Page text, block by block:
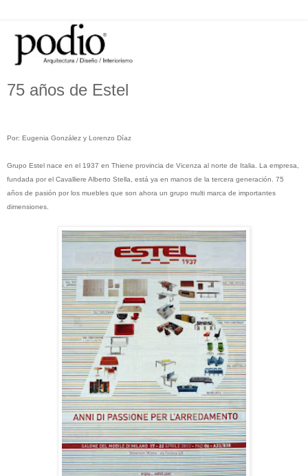
75 años de Estel
Por: Eugenia González y Lorenzo Díaz
Grupo Estel nace en el 1937 en Thiene provincia de Vicenza al norte de Italia. La empresa,
fundada por el Cavalliere Alberto Stella, está ya en manos de la tercera generación. 75
años de pasión por los muebles que son ahora un grupo multi marca de importantes
dimensiones.